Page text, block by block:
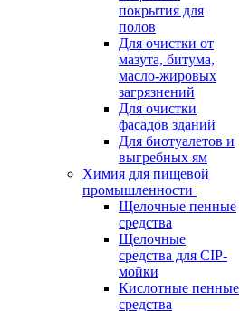
покрытия для
полов
Для очистки от
мазута, битума,
масло-жировых
загрязнений
Для очистки
фасадов зданий
Для биотуалетов и
выгребных ям
Химия для пищевой
промышленности
Щелочные пенные
средства
Щелочные
средства для CIP-
мойки
Кислотные пенные
средства